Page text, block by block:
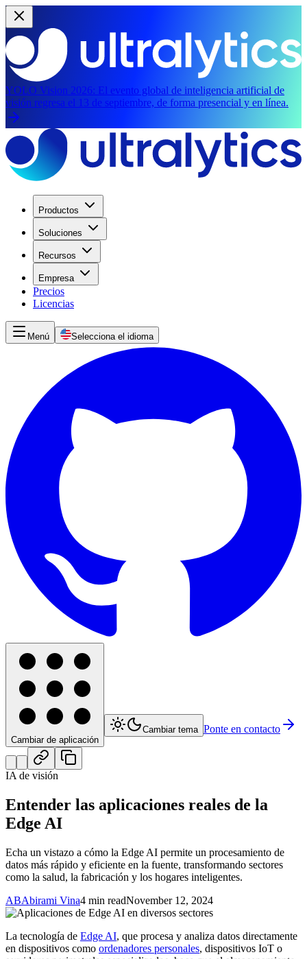
YOLO Vision 2026: El evento global de inteligencia artificial de
visión regresa el 13 de septiembre, de forma presencial y en línea.
Productos
Soluciones
Recursos
Empresa
Precios
Licencias
Menú Selecciona el idioma
Cambiar de aplicación
Cambiar tema Ponte en contacto
IA de visión
Entender las aplicaciones reales de la
Edge AI
Echa un vistazo a cómo la Edge AI permite un procesamiento de
datos más rápido y eficiente en la fuente, transformando sectores
como la salud, la fabricación y los hogares inteligentes.
ABAbirami Vina4 min readNovember 12, 2024
La tecnología de Edge AI, que procesa y analiza datos directamente
en dispositivos como ordenadores personales, dispositivos IoT o